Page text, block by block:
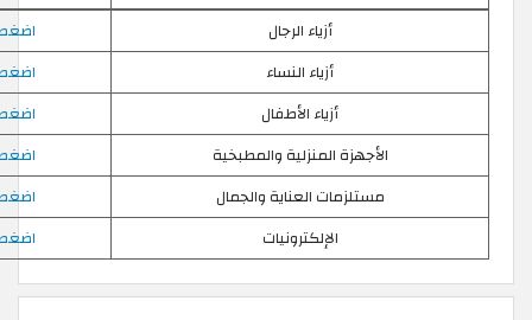
الأجهزة المنزلية والمطبخية
مستلزمات العناية والجمال